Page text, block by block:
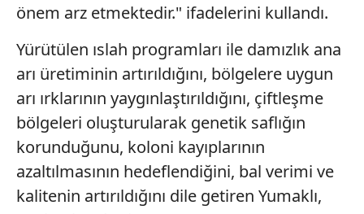
önem arz etmektedir." ifadelerini kullandı.
Yürütülen ıslah programları ile damızlık ana
arı üretiminin artırıldığını, bölgelere uygun
arı ırklarının yaygınlaştırıldığını, çiftleşme
bölgeleri oluşturularak genetik saflığın
korunduğunu, koloni kayıplarının
azaltılmasının hedeflendiğini, bal verimi ve
kalitenin artırıldığını dile getiren Yumaklı,